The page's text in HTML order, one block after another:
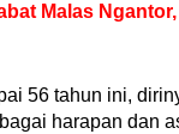
Malas
56 tahun ini,
harapan dan